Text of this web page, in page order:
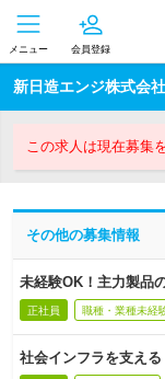
メニュー 会員登録
新日造エンジ株式会社
この求人は現在募集
その他の募集情報
未経験OK！主力製品
正社員 職種・業種未経
社会インフラを支え